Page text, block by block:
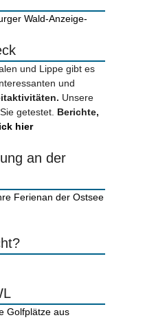
-Anzeige-
und Lippe gibt es
und
Unsere
getestet. Berichte,
hier
an der